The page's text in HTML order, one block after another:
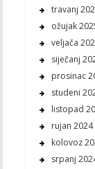
travanj
ožujak
veljača
siječanj
prosinac
studeni
listopad
rujan 2024
kolovoz
srpanj